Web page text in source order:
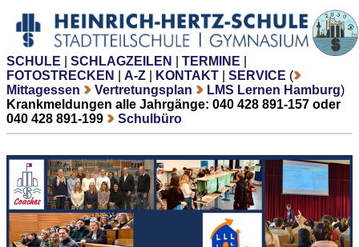
SCHULE SCHLAGZEILEN TERMINE
FOTOSTRECKEN
A-Z KONTAKT SERVICE (
Mittagessen
Vertretungsplan LMS Lernen Hamburg)
Krankmeldungen alle Jahrgänge: 040 428 891-157 oder
040 428 891-199
Schulbüro